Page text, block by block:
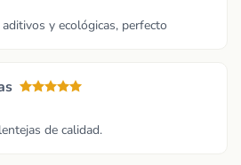
y ecológicas, perfecto
de calidad.